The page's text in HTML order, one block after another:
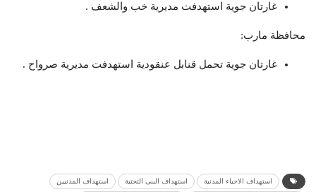
غارتان جوية استهدفت مديرية خب والشعف .
محافظة مارب:
غارتان جوية تحمل قنابل عنقودية استهدفت مديرية صرواح .
استهداف الاحياء المدنية استهداف البنى التحتية استهداف المدنيين